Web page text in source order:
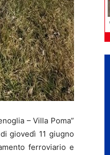
– Villa Poma”
giovedì 11 giugno
ferroviario e